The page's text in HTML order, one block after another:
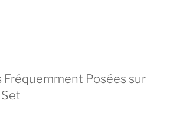
Fréquemment Posées sur